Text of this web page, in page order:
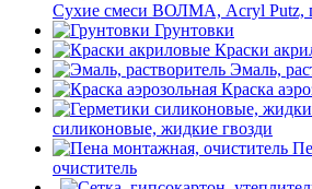
Сухие смеси ВОЛМА, Acryl Putz,
Грунтовки
Краски
Эмаль,
Краска
силиконовые, жидкие гвозди
очиститель